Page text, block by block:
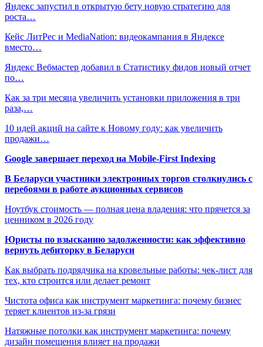
Яндекс запустил в открытую бету новую стратегию для
роста…
Кейс ЛитРес и MediaNation: видеокампания в Яндексе
вместо…
Яндекс Вебмастер добавил в Статистику фидов новый отчет
по…
Как за три месяца увеличить установки приложения в три
раза,…
10 идей акций на сайте к Новому году: как увеличить
продажи…
Google завершает переход на Mobile-First Indexing
В Беларуси участники электронных торгов столкнулись с
перебоями в работе аукционных сервисов
Ноутбук стоимость — полная цена владения: что прячется за
ценником в 2026 году
Юристы по взысканию задолженности: как эффективно
вернуть дебиторку в Беларуси
Как выбрать подрядчика на кровельные работы: чек-лист для
тех, кто строится или делает ремонт
Чистота офиса как инструмент маркетинга: почему бизнес
теряет клиентов из-за грязи
Натяжные потолки как инструмент маркетинга: почему
дизайн помещения влияет на продажи